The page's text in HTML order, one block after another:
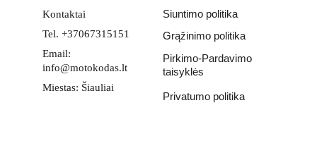
Kontaktai
Tel. +37067315151
Email:
info@motokodas.lt
Miestas: Šiauliai
Siuntimo politika
Grąžinimo politika
Pirkimo-Pardavimo
taisyklės
Privatumo politika